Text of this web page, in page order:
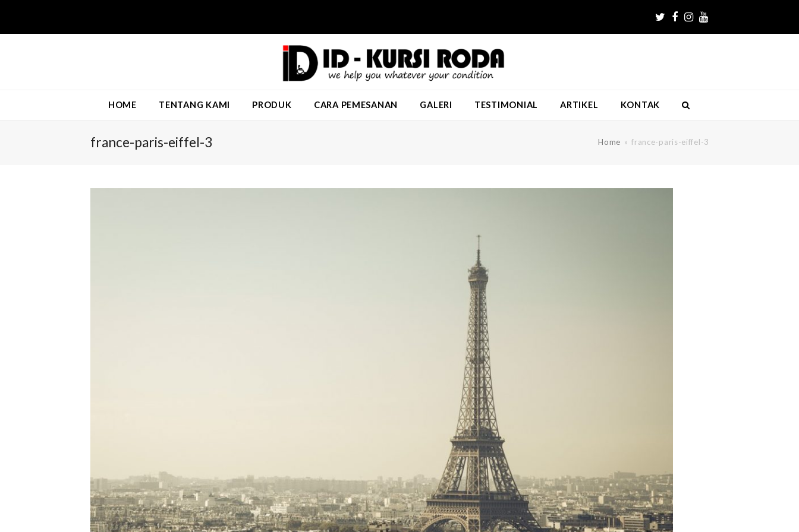
Twitter
Facebook
Instagram
HOME TENTANG KAMI PRODUK CARA PEMESANAN GALERI TESTIMONIAL ARTIKEL KONTAK
france-paris-eiffel-3 Home » france-paris-eiffel-3